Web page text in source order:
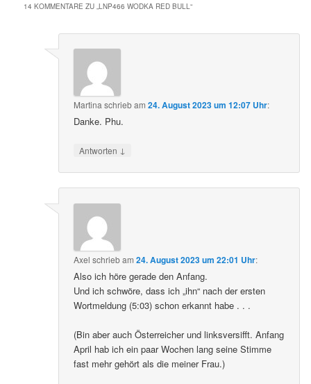
14 KOMMENTARE ZU „LNP466 WODKA RED BULL“
Martina schriebam24. August 2023 um 12:07 Uhr:
Danke. Phu.
Antworten ↓
Axel schriebam24. August 2023 um 22:01 Uhr:
Also ich höre gerade den Anfang.
Und ich schwöre, dass ich „ihn“ nach der ersten
Wortmeldung (5:03) schon erkannt habe . . .
(Bin aber auch Österreicher und linksversifft. Anfang
April hab ich ein paar Wochen lang seine Stimme
fast mehr gehört als die meiner Frau.)